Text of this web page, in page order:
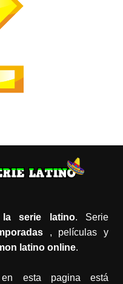
la serie latino. Serie
, películas y
latino online.
en esta pagina está